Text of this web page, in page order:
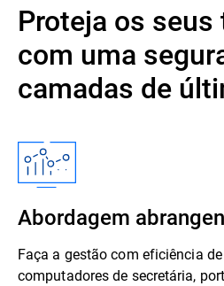
Proteja os
com uma
camadas de
Abordagem
Faça a gestão com eficiência
computadores de secretária,